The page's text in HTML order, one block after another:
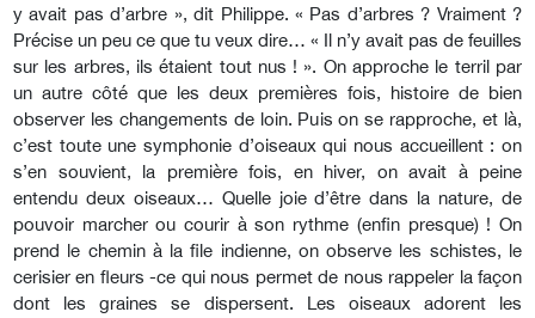
y avait pas d’arbre », dit Philippe. « Pas d’arbres ? Vraiment ?
Précise un peu ce que tu veux dire… « Il n’y avait pas de feuilles
sur les arbres, ils étaient tout nus ! ». On approche le terril par
un autre côté que les deux premières fois, histoire de bien
observer les changements de loin. Puis on se rapproche, et là,
c’est toute une symphonie d’oiseaux qui nous accueillent : on
s’en souvient, la première fois, en hiver, on avait à peine
entendu deux oiseaux… Quelle joie d’être dans la nature, de
pouvoir marcher ou courir à son rythme (enfin presque) ! On
prend le chemin à la file indienne, on observe les schistes, le
cerisier en fleurs -ce qui nous permet de nous rappeler la façon
dont les graines se dispersent. Les oiseaux adorent les